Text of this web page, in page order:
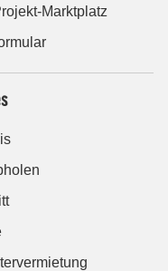
Marktplatz